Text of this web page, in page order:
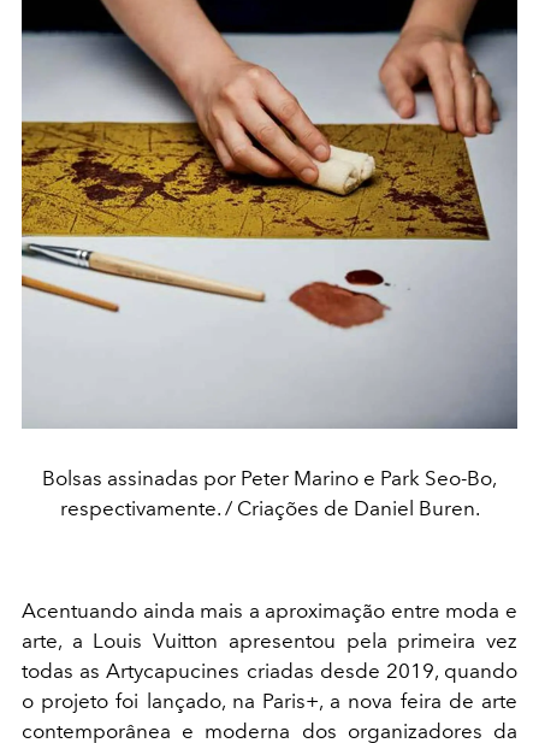
Bolsas assinadas por Peter Marino e Park Seo-Bo,
respectivamente. / Criações de Daniel Buren.
Acentuando ainda mais a aproximação entre moda e
arte, a Louis Vuitton apresentou pela primeira vez
todas asArtycapucines criadas desde 2019, quando
o projeto foi lançado, na Paris+, a nova feira de arte
contemporânea e moderna dos organizadores da